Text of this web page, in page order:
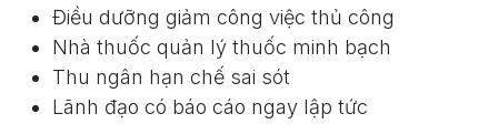
Điều dưỡng giảm công việc thủ công
Nhà thuốc quản lý thuốc minh bạch
Thu ngân hạn chế sai sót
Lãnh đạo có báo cáo ngay lập tức